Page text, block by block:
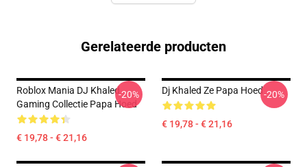
Gerelateerde producten
Roblox Mania DJ Khaled
Gaming Collectie Papa Hoed
€ 19,78 - € 21,16
-20% Dj Khaled Ze Papa Hoed
€ 19,78 - € 21,16
-20%